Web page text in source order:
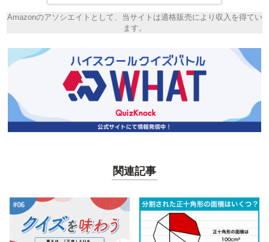
Amazonのアソシエイトとして、当サイトは適格販売により収入を得てい
ます。
関連記事